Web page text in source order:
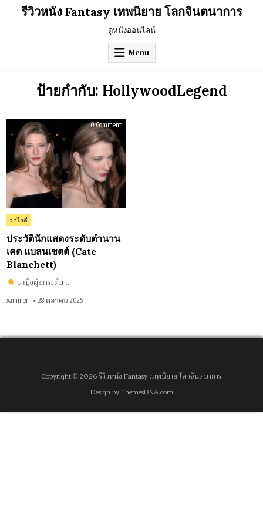
รีวิวหนัง Fantasy เทพนิยาย โลกจินตนาการ
ดูหนังออนไลน์
Menu
ป้ายกำกับ: HollywoodLegend
0 Commenton
แสดง
ระดับ
ตำนาน
เคต
แบ
ลน
เชตต์
Posted
in
วาไรตี้
ประวัตินักแสดงระดับตำนาน
เคต แบลนเชตต์ (Cate
Blanchett)
หญิงผู้ยกระดับ …
xammer 28 ตุลาคม 2025
Copyright © 2026 รีวิวหนัง Fantasy เทพนิยาย โลกจินตนาการ
Design by ThemesDNA.com